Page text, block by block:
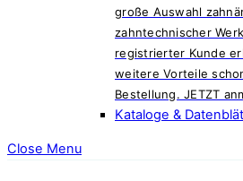
große Auswahl
zahntechnischer
registrierter Kunde
weitere Vorteile
Bestellung. JETZT
Kataloge &
Close Menu